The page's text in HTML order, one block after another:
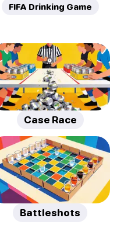
FIFA Drinking Game
Case Race
Battleshots